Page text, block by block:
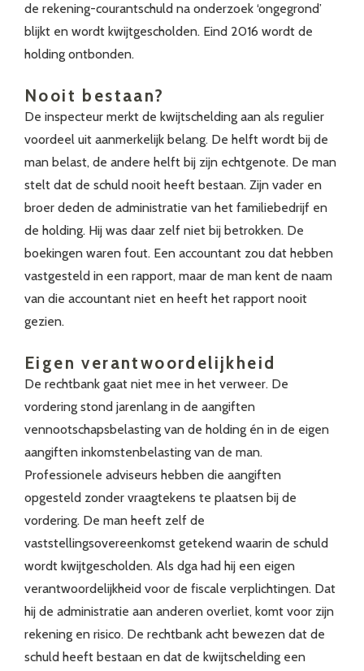
de rekening-courantschuld na onderzoek ‘ongegrond’
blijkt en wordt kwijtgescholden. Eind 2016 wordt de
holding ontbonden.
Nooit bestaan?
De inspecteur merkt de kwijtschelding aan als regulier
voordeel uit aanmerkelijk belang. De helft wordt bij de
man belast, de andere helft bij zijn echtgenote. De man
stelt dat de schuld nooit heeft bestaan. Zijn vader en
broer deden de administratie van het familiebedrijf en
de holding. Hij was daar zelf niet bij betrokken. De
boekingen waren fout. Een accountant zou dat hebben
vastgesteld in een rapport, maar de man kent de naam
van die accountant niet en heeft het rapport nooit
gezien.
Eigen verantwoordelijkheid
De rechtbank gaat niet mee in het verweer. De
vordering stond jarenlang in de aangiften
vennootschapsbelasting van de holding én in de eigen
aangiften inkomstenbelasting van de man.
Professionele adviseurs hebben die aangiften
opgesteld zonder vraagtekens te plaatsen bij de
vordering. De man heeft zelf de
vaststellingsovereenkomst getekend waarin de schuld
wordt kwijtgescholden. Als dga had hij een eigen
verantwoordelijkheid voor de fiscale verplichtingen. Dat
hij de administratie aan anderen overliet, komt voor zijn
rekening en risico. De rechtbank acht bewezen dat de
schuld heeft bestaan en dat de kwijtschelding een